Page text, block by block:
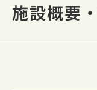
施設概要